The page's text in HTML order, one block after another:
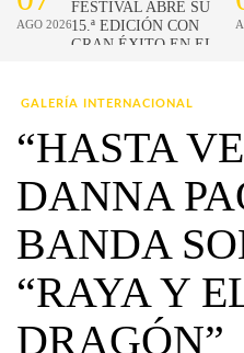
GALERÍA INTERNACIONAL
“HASTA
DANNA
BANDA
“RAYA Y
DRAGÓN”